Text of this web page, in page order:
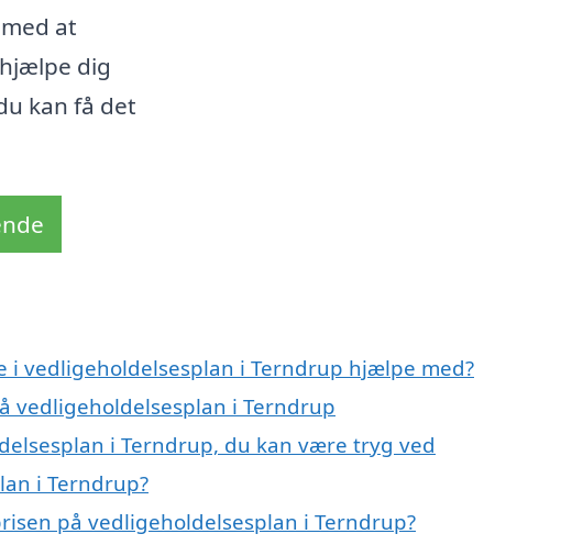
at
dig
kan få det
i vedligeholdelsesplan i Terndrup hjælpe med?
i Terndrup
i Terndrup, du kan være tryg ved
i Terndrup?
på vedligeholdelsesplan i Terndrup?